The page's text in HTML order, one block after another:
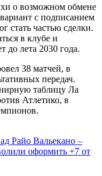
о возможном обмене
с подписанием
стать частью сделки.
в клубе и
до лета 2030 года.
38 матчей, в
передач.
таблицу Ла
Атлетико, в
Райо Вальекано –
оформить +7 от